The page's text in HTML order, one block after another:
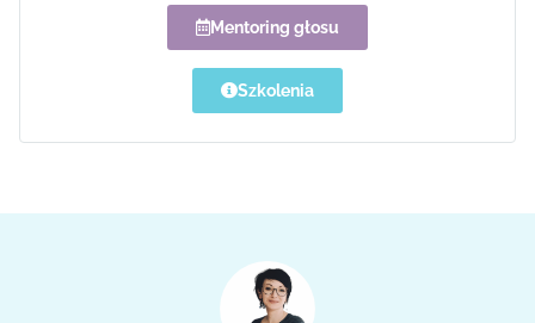
Mentoring głosu
Szkolenia